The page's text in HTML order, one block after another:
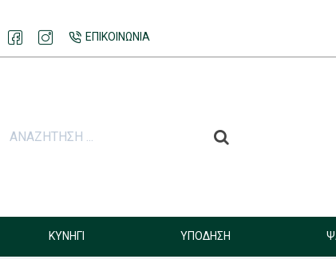
ΕΠΙΚΟΙΝΩΝΊΑ
ΚΥΝΉΓΙ ΥΠΌΔΗΣΗ